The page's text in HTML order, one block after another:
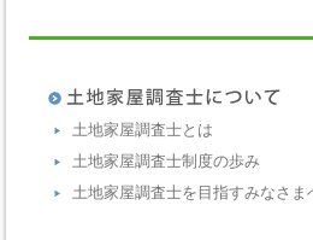
土地家屋調査士とは
土地家屋調査士制度の歩み
土地家屋調査士を目指すみなさま